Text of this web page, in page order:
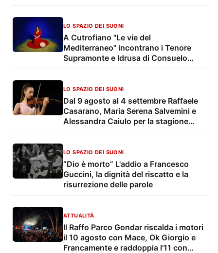
LO SPAZIO DEI SUONI
A Cutrofiano "Le vie del
Mediterraneo" incontrano i Tenore
Supramonte e Idrusa di Consuelo
LO SPAZIO DEI SUONI
Dal 9 agosto al 4 settembre Raffaele
Casarano, Maria Serena Salvemini e
Alessandra Caiulo per la stagione
LO SPAZIO DEI SUONI
“Dio è morto” L'addio a Francesco
Guccini, la dignità del riscatto e la
risurrezione delle parole
ATTUALITÀ
Il Raffo Parco Gondar riscalda i motori
il 10 agosto con Mace, Ok Giorgio e
Francamente e raddoppia l'11 con